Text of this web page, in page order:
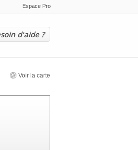
Espace Pro
d'aide ?
Voir la carte